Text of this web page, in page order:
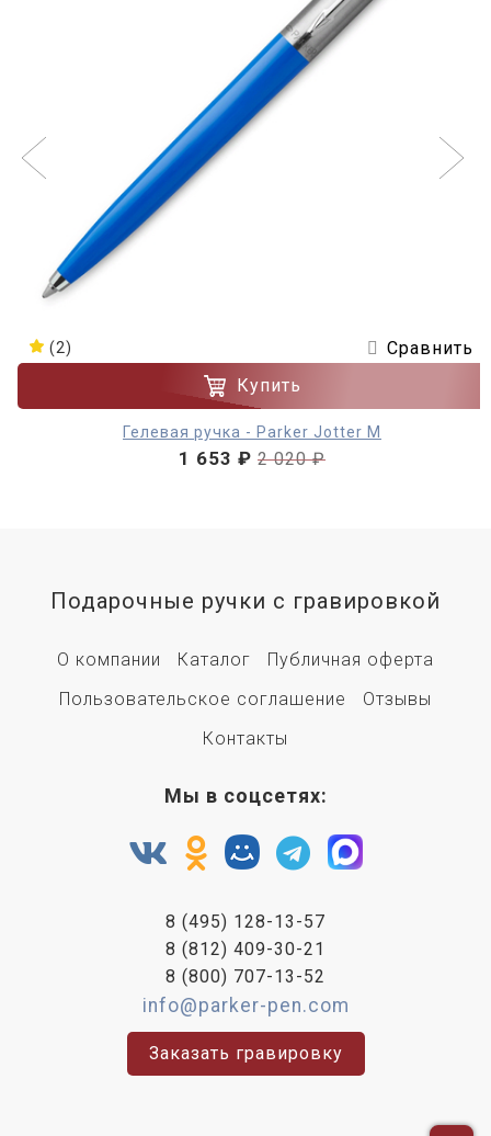
(2)
Сравнить
Купить
Гелевая ручка - Parker Jotter М
1 653 ₽ 2 020 ₽
Подарочные ручки с гравировкой
О компании Каталог
Публичная оферта
Пользовательское соглашение
Отзывы
Контакты
Мы в соцсетях:
8 (495) 128-13-57
8 (812) 409-30-21
8 (800) 707-13-52
info@parker-pen.com
Заказать гравировку